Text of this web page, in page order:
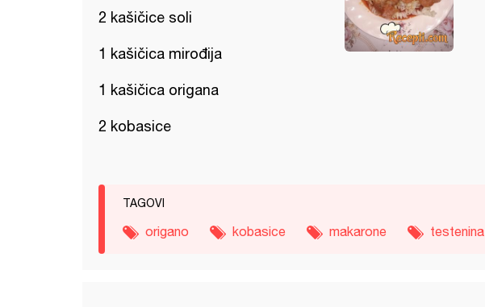
2 kašičice soli
1 kašičica mirođija
1 kašičica origana
2 kobasice
TAGOVI
origano kobasice makarone testenina